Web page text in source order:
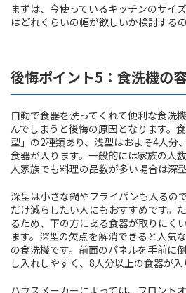
まずは、今使っているキッチンのサイ
はどれくらいの幅が欲しいか検討する
後悔ポイント5：食洗機の
自動で食器を洗ってくれて便利な食洗
んでしまうと後悔の原因となります。
型」の2種類あり、浅型はおよそ4人分
食器が入ります。一般的には家族の人
人家族でも料理の品数が多い場合は深
深型は小さな鍋やフライパンも入るの
だけ減らしたい人にもおすすめです。
るため、下の方にある食器が取りにく
ます。深型の欠点を解消できると人気
の食洗機です。前面のパネルを手前に
し入れしやすく、8人分以上の食器が入
ハウスメーカーによっては、フロント